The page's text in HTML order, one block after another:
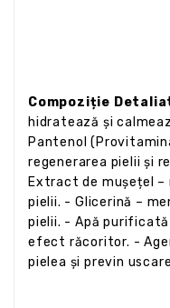
Compoziție
hidratează și
Pantenol
regenerarea pielii și
Extract de mușețel
pielii. - Glicerină –
pielii. - Apă
efect răcoritor. -
pielea și previn